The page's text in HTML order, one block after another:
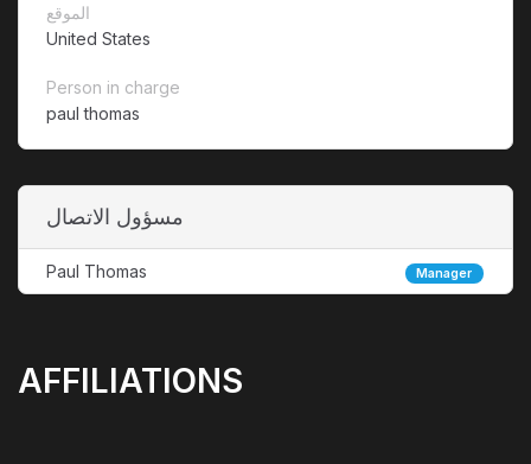
الموقع
United States
Person in charge
paul thomas
مسؤول الاتصال
Paul Thomas Manager
AFFILIATIONS